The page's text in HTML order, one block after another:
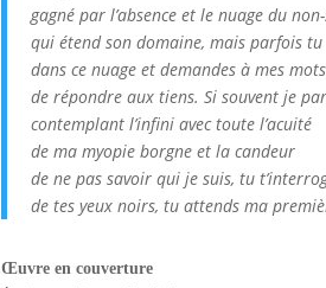
gagné par l’absence et le nuage du
qui étend son domaine, mais parfois
dans ce nuage et demandes à mes mots
de répondre aux tiens. Si souvent je
contemplant l’infini avec toute l’acuité
de ma myopie borgne et la candeur
de ne pas savoir qui je suis, tu
de tes yeux noirs, tu attends ma
Œuvre en couverture